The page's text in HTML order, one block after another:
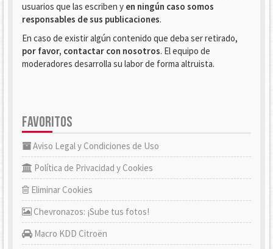
usuarios que las escriben y en ningún caso somos
responsables de sus publicaciones.
En caso de existir algún contenido que deba ser retirado,
por favor, contactar con nosotros. El equipo de
moderadores desarrolla su labor de forma altruista.
FAVORITOS
Aviso Legal y Condiciones de Uso
Política de Privacidad y Cookies
Eliminar Cookies
Chevronazos: ¡Sube tus fotos!
Macro KDD Citroën